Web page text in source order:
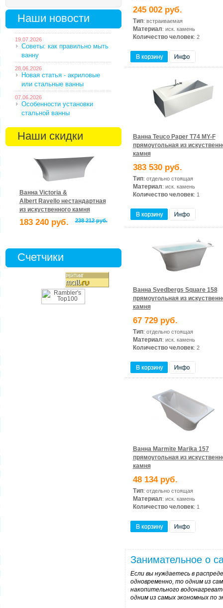
Наши новости
19.07.2026
Советы: как правильно мыть
ванну
28.06.2026
Новая статья - акриловые
или стальные ванны
07.06.2026
Особенности установки
стальной ванны
Наши скидки
Ванна Victoria &
Albert Ravello нестандартная
из искуственного камня
183 240 руб. 238 212 руб.
Счетчики
245 002 руб.
Тип: встраиваемая
Материал: иск. камень
Количество человек: 2
Ванна Teuco Paper T74 MY-F
прямоугольная из
камня
383 530 руб.
Тип: отдельно стоящая
Материал: иск. камень
Количество человек: 1
Ванна Svedbergs Square 158
прямоугольная из
камня
67 729 руб.
Тип: отдельно стоящая
Материал: иск. камень
Количество человек: 2
Ванна Marmite Marika 157
прямоугольная из
камня
48 134 руб.
Тип: отдельно стоящая
Материал: иск. камень
Количество человек: 1
Занимательное о
Если вы нуждаетесь в
одновременно, то одним из
накопительного
одним из самых экономных по